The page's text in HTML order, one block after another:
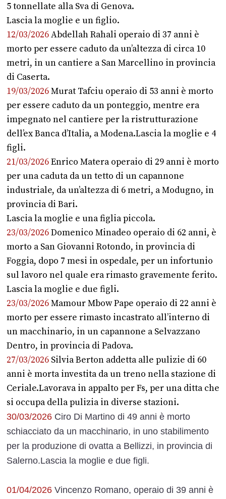
5 tonnellate alla Sva di Genova.
Lascia la moglie e un figlio.
12/03/2026Abdellah Rahali operaio di 37 anni è
morto per essere caduto da un’altezza di circa 10
metri, in un cantiere a San Marcellino in provincia
di Caserta.
19/03/2026Murat Tafciu operaio di 53 anni è morto
per essere caduto da un ponteggio, mentre era
impegnato nel cantiere per la ristrutturazione
dell’ex Banca d’Italia, a Modena.Lascia la moglie e 4
figli.
21/03/2026Enrico Matera operaio di 29 anni è morto
per una caduta da un tetto di un capannone
industriale, da un’altezza di 6 metri, a Modugno, in
provincia di Bari.
Lascia la moglie e una figlia piccola.
23/03/2026Domenico Minadeo operaio di 62 anni, è
morto a San Giovanni Rotondo, in provincia di
Foggia, dopo 7 mesi in ospedale, per un infortunio
sul lavoro nel quale era rimasto gravemente ferito.
Lascia la moglie e due figli.
23/03/2026Mamour Mbow Pape operaio di 22 anni è
morto per essere rimasto incastrato all’interno di
un macchinario, in un capannone a Selvazzano
Dentro, in provincia di Padova.
27/03/2026 Silvia Berton addetta alle pulizie di 60
anni è morta investita da un treno nella stazione di
Ceriale.Lavorava in appalto per Fs, per una ditta che
si occupa della pulizia in diverse stazioni.
30/03/2026 Ciro Di Martino di 49 anni è morto
schiacciato da un macchinario, in uno stabilimento
per la produzione di ovatta a Bellizzi, in provincia di
Salerno.Lascia la moglie e due figli.
01/04/2026 Vincenzo Romano, operaio di 39 anni è